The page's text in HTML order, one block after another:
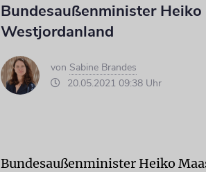
Bundesaußenminister
Westjordanland
von Sabine Brandes
20.05.2021 09:38 Uhr
Bundesaußenminister Heiko